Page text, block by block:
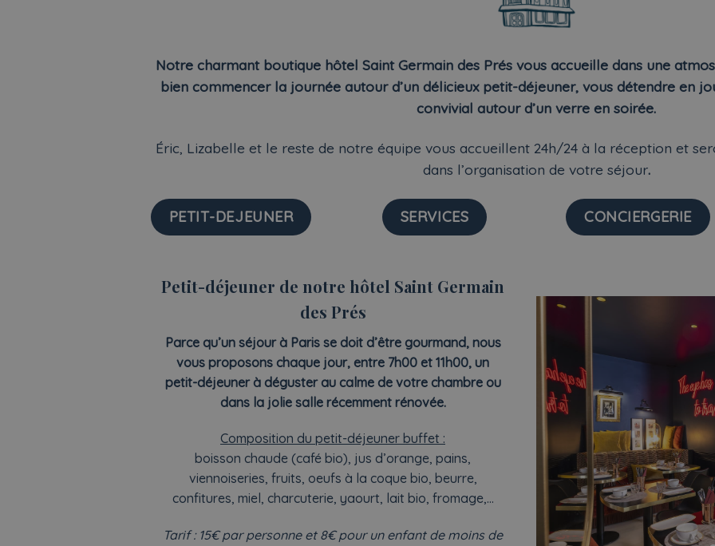
Notre charmant boutique hôtel Saint Germain des Prés vous accueille dans une
bien commencer la journée autour d’un délicieux petit-déjeuner, vous détendre en
convivial autour d’un verre en soirée.
Éric, Lizabelle et le reste de notre équipe vous accueillent 24h/24 à la réception et
dans l’organisation de votre séjour.
PETIT-DEJEUNER SERVICES CONCIERGERIE
Petit-déjeuner de notre hôtel Saint Germain
des Prés
Parce qu’un séjour à Paris se doit d’être gourmand, nous
vous proposons chaque jour, entre 7h00 et 11h00, un
petit-déjeuner à déguster au calme de votre chambre ou
dans la jolie salle récemment rénovée.
Composition du petit-déjeuner buffet :
boisson chaude (café bio), jus d’orange, pains,
viennoiseries, fruits, oeufs à la coque bio, beurre,
confitures, miel, charcuterie, yaourt, lait bio, fromage,…
Tarif : 15€ par personne et 8€ pour un enfant de moins de